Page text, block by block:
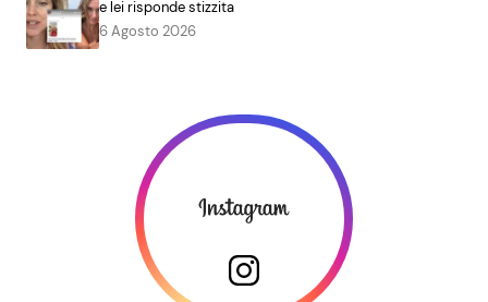
e lei risponde stizzita
6 Agosto 2026